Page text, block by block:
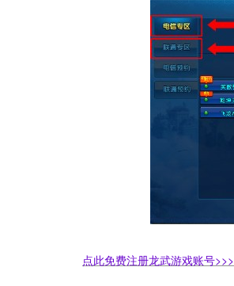
点此免费注册龙武游戏账号>>>